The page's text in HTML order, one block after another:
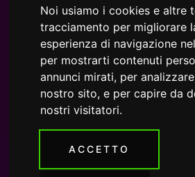
Noi usiamo i cookies e altre
tracciamento per migliorare
esperienza di navigazione
per mostrarti contenuti
annunci mirati, per
nostro sito, e per capire da
nostri visitatori.
ACCETTO